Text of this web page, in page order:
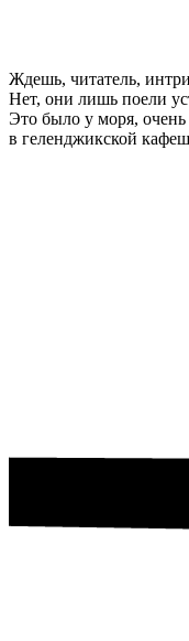
Ждешь, читатель,
Нет, они лишь поели
Это было у моря,
в геленджикской